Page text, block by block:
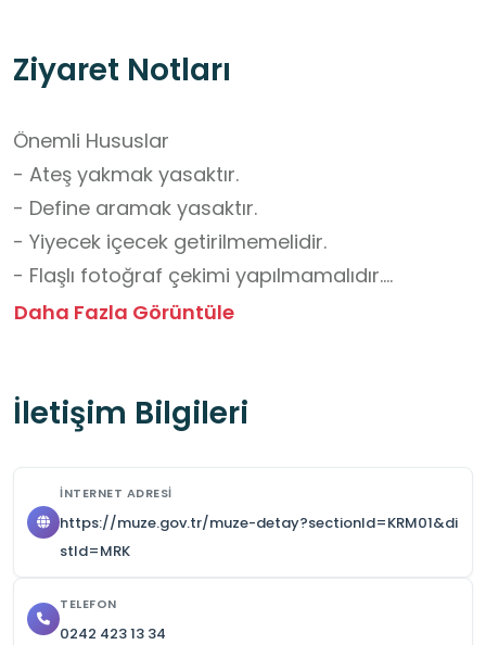
Ziyaret Notları
Önemli Hususlar
- Ateş yakmak yasaktır.
- Define aramak yasaktır.
- Yiyecek içecek getirilmemelidir.
- Flaşlı fotoğraf çekimi yapılmamalıdır.
- Herhangi bir oluşuma zarar verilmemelidir.
- Diğer ziyaretçileri rahatsız edecek
- Grup ziyaretlerinden önce iletişime geçilerek
randevu alınmalıdır.
Okul Dışı Öğrenme Ortamları Yönünden
Daha Fazla Görüntüle
İletişim Bilgileri
İNTERNET ADRESI
https://muze.gov.tr/muze-detay?sectionId=KRM01&di
stId=MRK
TELEFON
0242 423 13 34